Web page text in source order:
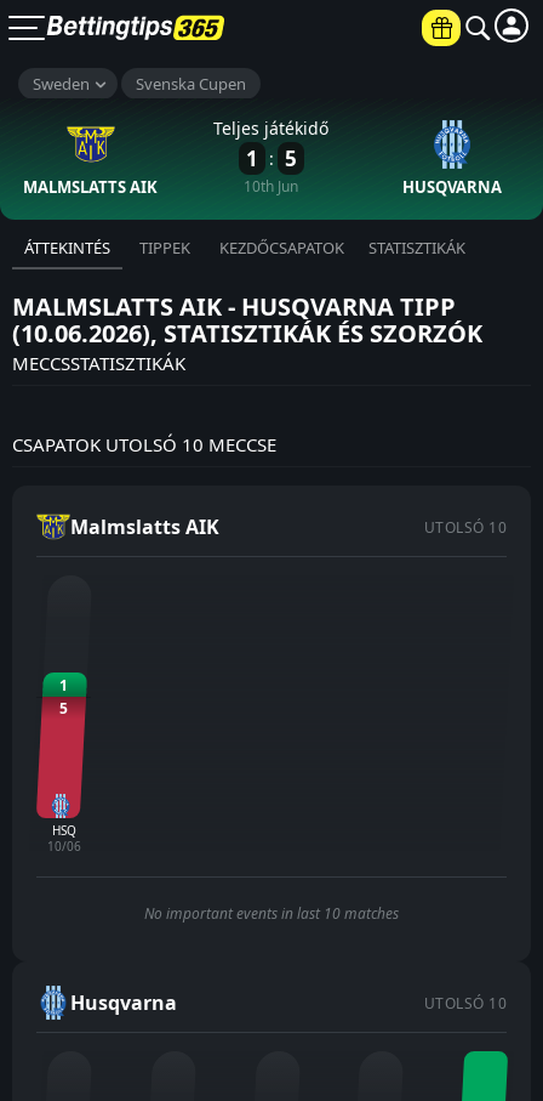
Sweden Svenska Cupen
MALMSLATTS AIK
Teljes játékidő
1 : 5
10th Jun HUSQVARNA
ÁTTEKINTÉS TIPPEK KEZDŐCSAPATOK STATISZTIKÁK
MALMSLATTS AIK - HUSQVARNA TIPP
(10.06.2026), STATISZTIKÁK ÉS SZORZÓK
MECCSSTATISZTIKÁK
CSAPATOK UTOLSÓ 10 MECCSE
Malmslatts AIK UTOLSÓ 10
1
5
HSQ
10/06
No important events in last 10 matches
Husqvarna UTOLSÓ 10